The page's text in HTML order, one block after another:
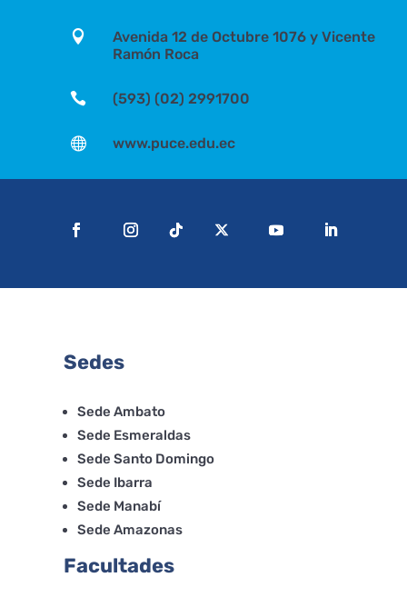

Avenida 12 de Octubre 1076 y Vicente
Ramón Roca
 (593) (02) 2991700
 www.puce.edu.ec
Sedes
Sede Ambato
Sede Esmeraldas
Sede Santo Domingo
Sede Ibarra
Sede Manabí
Sede Amazonas
Facultades